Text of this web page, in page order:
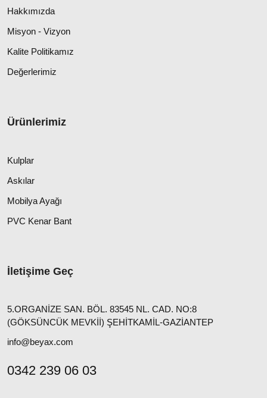
Hakkımızda
Misyon - Vizyon
Kalite Politikamız
Değerlerimiz
Ürünlerimiz
Kulplar
Askılar
Mobilya Ayağı
PVC Kenar Bant
İletişime Geç
5.ORGANİZE SAN. BÖL. 83545 NL. CAD. NO:8
(GÖKSÜNCÜK MEVKİİ) ŞEHİTKAMİL-GAZİANTEP
info@beyax.com
0342 239 06 03